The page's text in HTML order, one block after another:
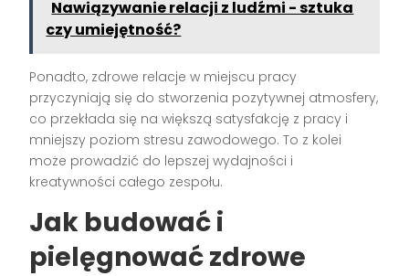
Nawiązywanie relacji z ludźmi - sztuka
czy umiejętność?
Ponadto, zdrowe relacje w miejscu pracy
przyczyniają się do stworzenia pozytywnej atmosfery,
co przekłada się na większą satysfakcję z pracy i
mniejszy poziom stresu zawodowego. To z kolei
może prowadzić do lepszej wydajności i
kreatywności całego zespołu.
Jak budować i
pielęgnować zdrowe